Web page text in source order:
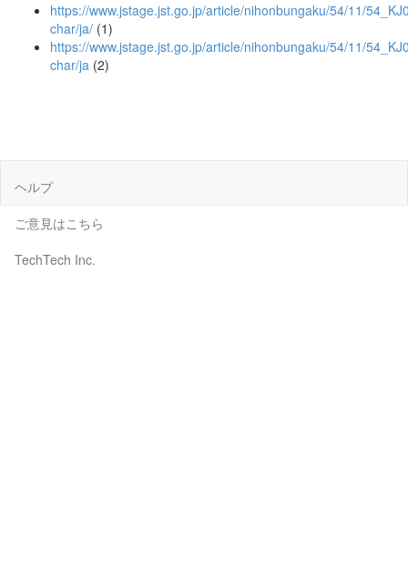
https://www.jstage.jst.go.jp/article/nihonbungaku/54/11/
char/ja/ (1)
https://www.jstage.jst.go.jp/article/nihonbungaku/54/11/
char/ja (2)
ヘルプ
ご意見はこちら
TechTech Inc.